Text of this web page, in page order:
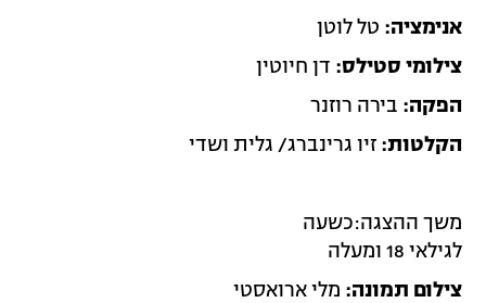
אנימציה: טל לוטן
צילומי סטילס: דן חיוטין
הפקה: בירה רוזנר
הקלטות: זיו גרינברג/ גלית ושדי
משך ההצגה:כשעה
לגילאי 18 ומעלה
צילום תמונה: מלי ארואסטי